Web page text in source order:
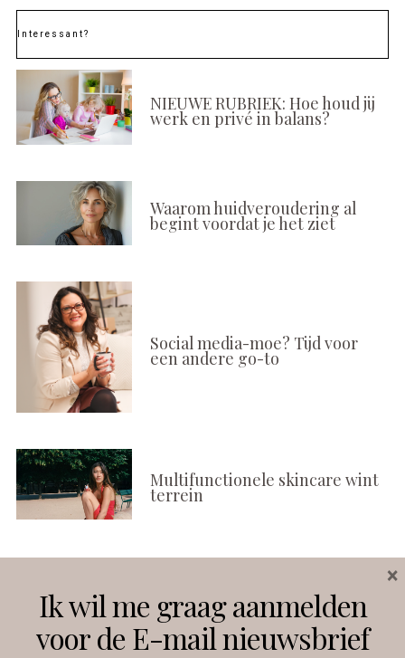
Interessant?
NIEUWE RUBRIEK: Hoe houd jij
werk en privé in balans?
Waarom huidveroudering al
begint voordat je het ziet
Social media-moe? Tijd voor
een andere go-to
Multifunctionele skincare wint
terrein
Instagram Facebook
Ik wil me graag aanmelden
voor de E-mail nieuwsbrief
×